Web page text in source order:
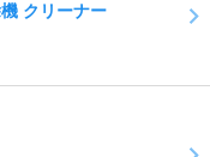
クリーナー